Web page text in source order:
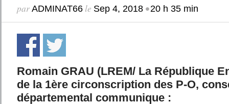
par ADMINAT66le Sep 4, 2018•20 h 35 min
Romain GRAU (LREM/ La République
de la 1ère circonscription des P-O,
départemental communique :